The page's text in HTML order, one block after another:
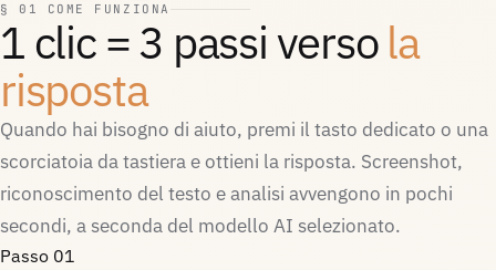
§ 01 COME FUNZIONA
1 clic = 3 passi versola
risposta
Quando hai bisogno di aiuto, premi il tasto dedicato o una
scorciatoia da tastiera e ottieni la risposta. Screenshot,
riconoscimento del testo e analisi avvengono in pochi
secondi, a seconda del modello AI selezionato.
Passo 01